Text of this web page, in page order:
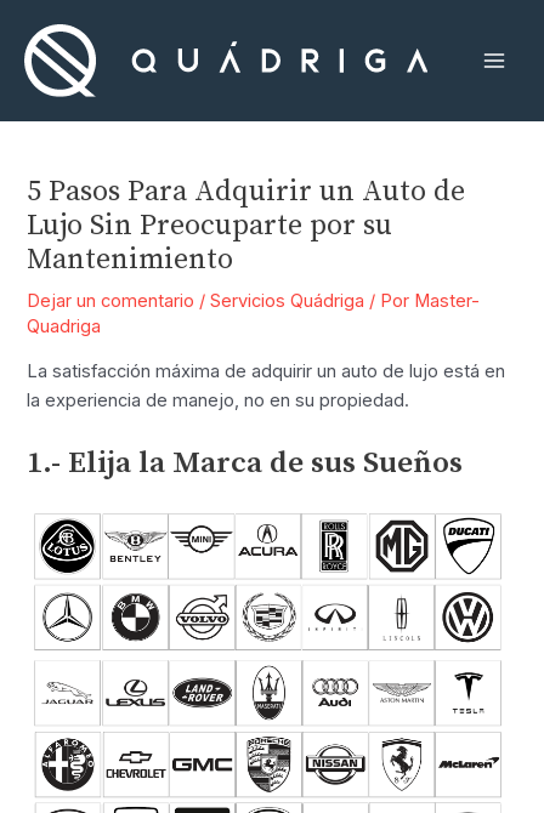
contenido
5 Pasos Para Adquirir un Auto de
Lujo Sin Preocuparte por su
Mantenimiento
Dejar un comentario /Servicios Quádriga / Por Master-
Quadriga
La satisfacción máxima de adquirir un auto de lujo está en
la experiencia de manejo, no en su propiedad.
1.- Elija la Marca de sus Sueños